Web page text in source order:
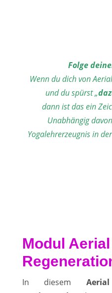
Folge
Wenn du dich von
und du spürst „
dann ist das ein
Unabhängig
Yogalehrerzeugnis in
Modul
In diesem